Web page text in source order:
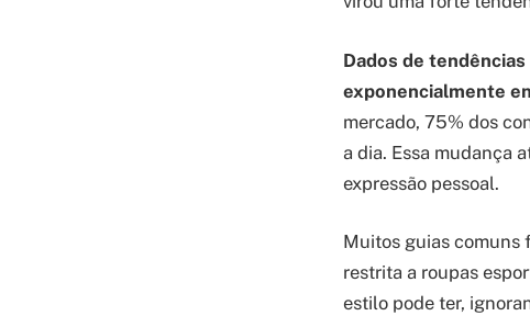
Dados de
exponencialmente
mercado, 75% dos
a dia. Essa mudança
expressão pessoal.
Muitos guias comuns
restrita a roupas
estilo pode ter,